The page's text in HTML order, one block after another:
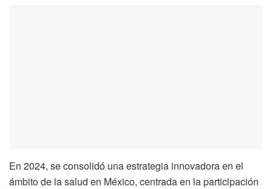
En 2024, se consolidó una estrategia innovadora en el
ámbito de la salud en México, centrada en la participación